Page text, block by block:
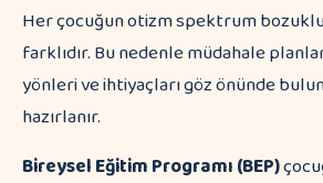
Her çocuğun otizm spektrum
farklıdır. Bu nedenle müdahale
yönleri ve ihtiyaçları göz önünde
hazırlanır.
Bireysel Eğitim Programı (BEP)